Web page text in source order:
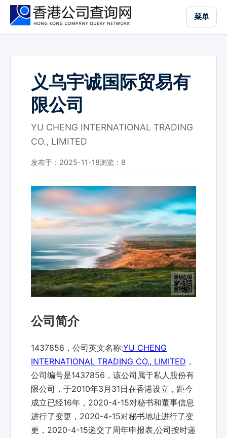
菜单
义乌宇诚国际贸易有
限公司
YU CHENG INTERNATIONAL TRADING
CO., LIMITED
发布于：2025-11-18浏览： 8
公司简介
1437856，公司英文名称:YU CHENG
INTERNATIONAL TRADING CO., LIMITED ，
公司编号是1437856，该公司属于私人股份有
限公司，于2010年3月31日在香港设立，距今
成立已经16年，2020-4-15对秘书和董事信息
进行了变更，2020-4-15对秘书地址进行了变
更，2020-4-15递交了周年申报表,公司按时递